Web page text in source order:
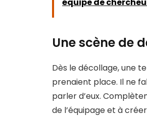
Une scène de
Dès le décollage, une
prenaient place. Il ne
parler d’eux.
de l’équipage et à